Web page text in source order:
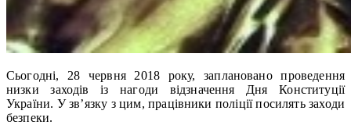
Сьогодні, 28 червня 2018 року, заплановано проведення
низки заходів із нагоди відзначення Дня Конституції
України. У зв’язку з цим, працівники поліції посилять заходи
безпеки.